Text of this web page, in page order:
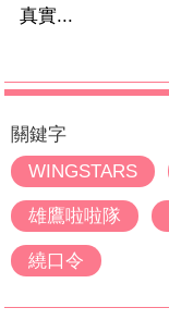
真實...
關鍵字
WINGSTARS
雄鷹啦啦隊
繞口令